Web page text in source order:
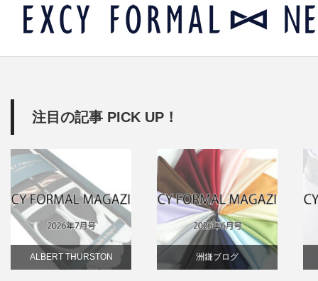
注目の記事 PICK UP！
ALBERT THURSTON 洲鎌ブログ